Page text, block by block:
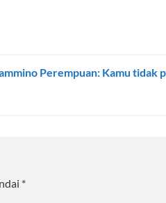
Perempuan: Kamu tidak
*